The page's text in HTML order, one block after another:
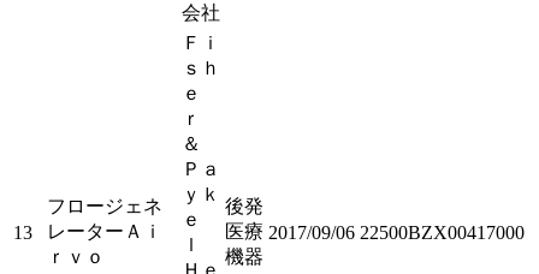
会社
13
フロージェネ
レーターＡｉ
ｒｖｏ
Ｆｉ
ｓｈ
ｅ
ｒ
＆
Ｐａ
ｙｋ
ｅ
ｌ
Ｈｅ
後発
医療
機器
2017/09/06 22500BZX00417000